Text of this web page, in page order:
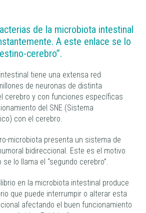
de la microbiota intestinal
A este enlace se lo
cerebro”.
tiene una extensa red
de neuronas de distinta
cerebro y con funciones específicas
del SNE (Sistema
con el cerebro.
microbiota presenta un sistema de
bidireccional. Este es el motivo
lo llama el “segundo cerebro”.
en la microbiota intestinal produce
que puede interrumpir o alterar esta
afectando el buen funcionamiento